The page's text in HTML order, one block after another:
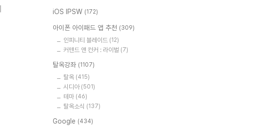
iOS IPSW (172)
아이폰 아이패드 앱 추천 (309)
인피니티 블레이드 (12)
커맨드 앤 컨커 : 라이벌 (7)
탈옥강좌 (1107)
탈옥 (415)
시디아 (501)
테마 (46)
탈옥소식 (137)
Google (434)